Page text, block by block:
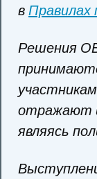
вПравилах
Решения
отражают
являясь